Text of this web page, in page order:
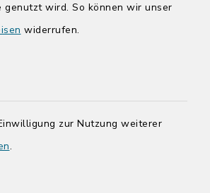
genutzt wird. So können wir unser
widerrufen.
zur Nutzung weiterer
.